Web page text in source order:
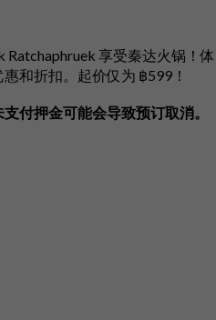
Ratchaphruek 享受秦达火锅！体
和折扣。起价仅为 ฿599！
付押金可能会导致预订取消。